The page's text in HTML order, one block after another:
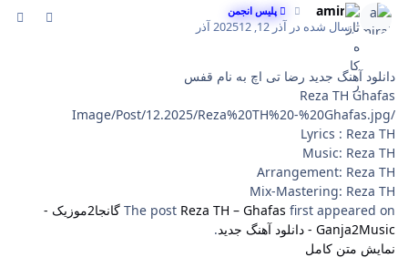
amirali پلیس انجمن
ارسال شده در آذر 12, 2025 12 آذر
دانلود آهنگ جدید رضا تی اچ به نام قفس
Reza TH Ghafas
/Image/Post/12.2025/Reza%20TH%20-%20Ghafas.jpg
Lyrics : Reza TH
Music: Reza TH
Arrangement: Reza TH
Mix-Mastering: Reza TH
The post Reza TH – Ghafas first appeared on
گانجا2موزیک -
Ganja2Music - دانلود آهنگ جدید
.
نمایش متن کامل